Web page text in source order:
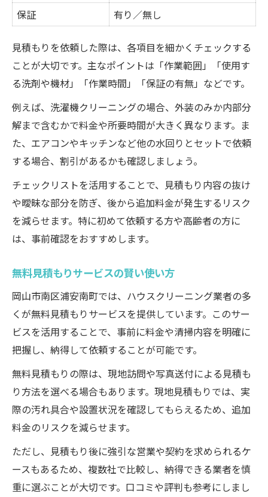
保証
有り／無し
見積もりを依頼した際は、各項目を細かくチェックする
ことが大切です。主なポイントは「作業範囲」「使用す
る洗剤や機材」「作業時間」「保証の有無」などです。
例えば、洗濯機クリーニングの場合、外装のみか内部分
解まで含むかで料金や所要時間が大きく異なります。ま
た、エアコンやキッチンなど他の水回りとセットで依頼
する場合、割引があるかも確認しましょう。
チェックリストを活用することで、見積もり内容の抜け
や曖昧な部分を防ぎ、後から追加料金が発生するリスク
を減らせます。特に初めて依頼する方や高齢者の方に
は、事前確認をおすすめします。
無料見積もりサービスの賢い使い方
岡山市南区浦安南町では、ハウスクリーニング業者の多
くが無料見積もりサービスを提供しています。このサー
ビスを活用することで、事前に料金や清掃内容を明確に
把握し、納得して依頼することが可能です。
無料見積もりの際は、現地訪問や写真送付による見積も
り方法を選べる場合もあります。現地見積もりでは、実
際の汚れ具合や設置状況を確認してもらえるため、追加
料金のリスクを減らせます。
ただし、見積もり後に強引な営業や契約を求められるケ
ースもあるため、複数社で比較し、納得できる業者を慎
重に選ぶことが大切です。口コミや評判も参考にしまし